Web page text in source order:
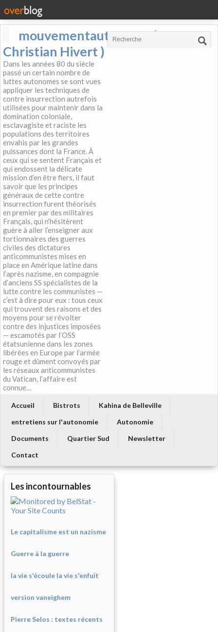
mouvementautonome (
Christian Hivert )
Dans les années 80 du siècle
passé un certain nombre de
luttes autonomes se sont vues
appliquer les techniques de
contre insurrection autrefois
utilisées pour maintenir dans la
domination coloniale,
esclavagiste et raciste les
populations des territoires
envahis par les grandes
puissances dont la France. À
ceux qui se sentent Français et
qui endossent la délicate
mission d’en être fiers, il faut
savoir que les principes
généraux de cette contre
insurrection furent théorisés
en premier par des militaires
Français, qui n’hésitèrent
guère à aller l’enseigner aux
tortionnaires des guerres
civiles des dictatures
anticommunistes mises en
place en Amérique latine dans
l’après nazisme, en compagnie
d’anciens SS spécialistes de la
lutte contre les communistes —
c’est à dire pour eux : tous ceux
qui trouvent des raisons et des
moyens pour se révolter
contre des injustices imposées
— escamotés par l’OSS
étatsunienne dans les zones
libérées en Europe par l’armée
rouge et dûment convoyés par
les réseaux anticommunistes
du Vatican, l’affaire est
connue…
Accueil Bistrots
Kahina de Belleville
entretiens sur l'autonomie
Autonomie
Documents
Quartier Sud
Newsletter
Contact
Les incontournables
Le capitalisme est un nazisme
Guerre à la guerre
la vie s'écoule la vie s'enfuit
version vaneighem
Pierre Selos : textes récents